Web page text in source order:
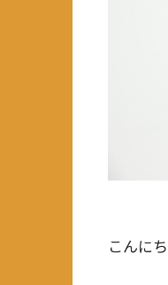
こんに